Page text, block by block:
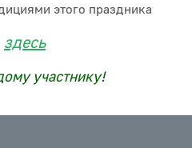
этого праздника
здесь
участнику!